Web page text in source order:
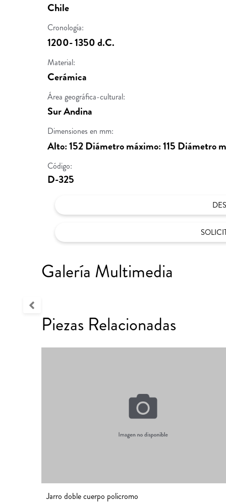
Chile
Cronología:
1200- 1350 d.C.
Material:
Cerámica
Área geográfica-cultural:
Sur Andina
Dimensiones en mm:
Alto: 152 Diámetro máximo: 115 Diámetro
Código:
D-325
Galería Multimedia
Piezas Relacionadas
Jarro doble cuerpo policromo